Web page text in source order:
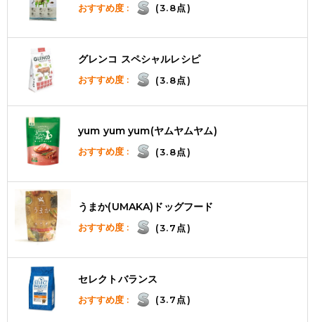
おすすめ度 : (3.8点)
グレンコ スペシャルレシピ
おすすめ度 : (3.8点)
yum yum yum(ヤムヤムヤム)
おすすめ度 : (3.8点)
うまか(UMAKA)ドッグフード
おすすめ度 : (3.7点)
セレクトバランス
おすすめ度 : (3.7点)